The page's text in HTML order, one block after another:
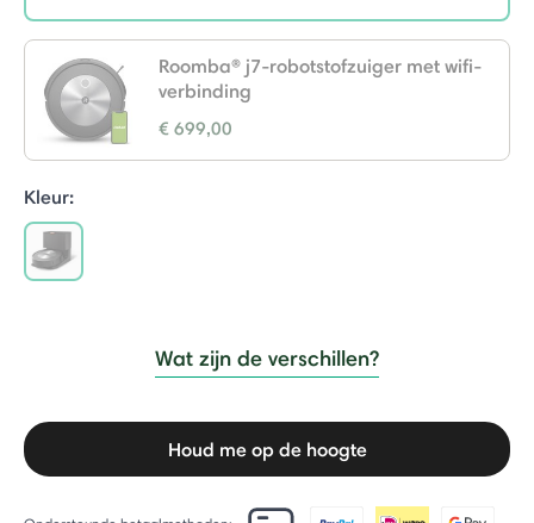
selected
Roomba® j7-robotstofzuiger met wifi-
verbinding
€ 699,00
Kleur:
Wat zijn de verschillen?
Houd me op de hoogte